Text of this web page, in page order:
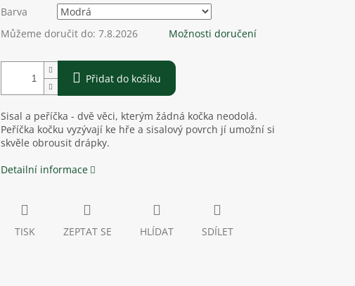
Barva
Můžeme doručit do: 7.8.2026 Možnosti doručení
Přidat do košíku
Sisal a peříčka - dvě věci, kterým žádná kočka neodolá.
Peříčka kočku vyzývají ke hře a sisalový povrch jí umožní si
skvěle obrousit drápky.
Detailní informace
TISK ZEPTAT SE HLÍDAT SDÍLET